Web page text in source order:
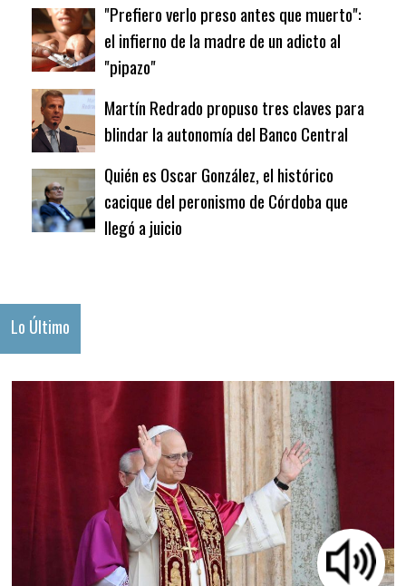
"Prefiero verlo preso antes que muerto":
el infierno de la madre de un adicto al
"pipazo"
Martín Redrado propuso tres claves para
blindar la autonomía del Banco Central
Quién es Oscar González, el histórico
cacique del peronismo de Córdoba que
llegó a juicio
Lo Último